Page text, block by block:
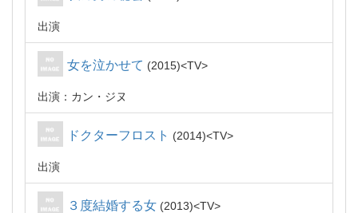
出演
女を泣かせて 2015 TV
出演：カン・ジヌ
ドクターフロスト 2014 TV
出演
３度結婚する女 2013 TV